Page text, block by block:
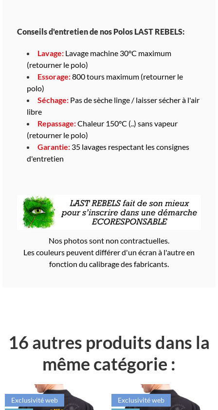
Conseils d'entretien de nos Polos LAST REBELS:
Lavage: Lavage machine 30°C maximum
(retourner le polo)
Essorage:800 tours maximum (retourner le
polo)
Séchage: Pas de sèche linge / laisser sécher à l'air
libre
Repassage:Chaleur 150°C (..) sans vapeur
(retourner le polo)
Garantie: 35 lavages respectant les consignes
d'entretien
Nos photos sont non contractuelles.
Les couleurs peuvent différer d'un écran à l'autre en
fonction du calibrage des fabricants.
16 autres produits dans la
même catégorie :
Exclusivité web
Exclusivité web